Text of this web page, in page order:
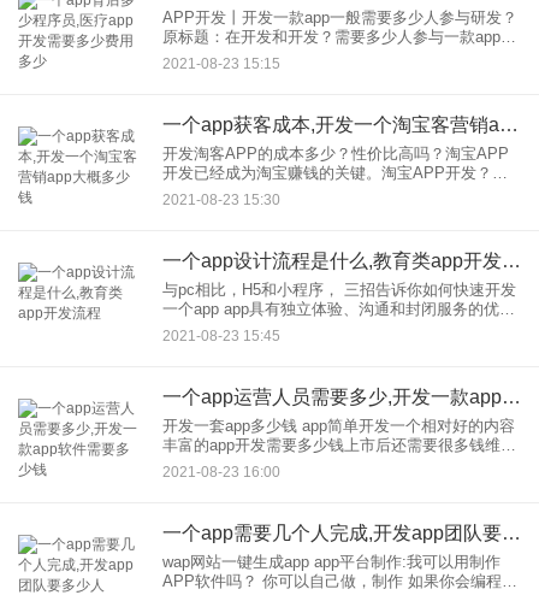
APP开发丨开发一款app一般需要多少人参与研发？
原标题：在开发和开发？需要多少人参与一款app的
研发 目前APP软件的研发通常需要多个角色的参
与，包括产品经理、策划、UI设计、架构师、项目
2021-08-23 15:15
一个app获客成本,开发一个淘宝客营销app大概多少钱
开发淘客APP的成本多少？性价比高吗？淘宝APP
开发已经成为淘宝赚钱的关键。淘宝APP开发？的
费用是多少 一个好的淘宝APP开发不仅需要优秀的
开发技术，能够满足开发的各种功能，还需要专业
2021-08-23 15:30
一个app设计流程是什么,教育类app开发流程
与pc相比，H5和小程序， 三招告诉你如何快速开发
一个app app具有独立体验、沟通和封闭服务的优
势。如果你想尽可能多地玩用户流程和时间，App是
较好的产品形式。有一次在2021年，当小程序被传
2021-08-23 15:45
一个app运营人员需要多少,开发一款app软件需要多少钱
开发一套app多少钱 app简单开发一个相对好的内容
丰富的app开发需要多少钱上市后还需要很多钱维持
吗？你有更好的理解来帮我分吗 什么内容丰富？费
用主要取决于你的职能的复杂性。因为功能复杂，
2021-08-23 16:00
一个app需要几个人完成,开发app团队要多少人
wap网站一键生成app app平台制作:我可以用制作
APP软件吗？ 你可以自己做，制作 如果你会编程，